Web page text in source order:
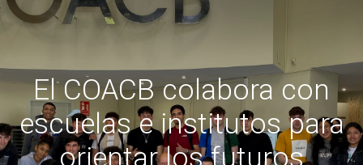
El COACB colabora con
escuelas e institutos para
orientar los futuros